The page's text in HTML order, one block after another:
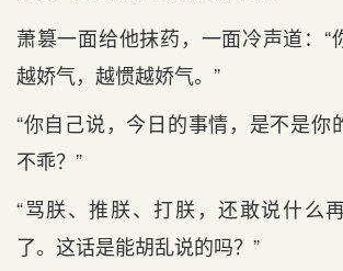
萧篡一面给他抹药，一面冷声道：“
越娇气，越惯越娇气。”
“你自己说，今日的事情，是不是你
不乖？”
“骂朕、推朕、打朕，还敢说什么
了。这话是能胡乱说的吗？”